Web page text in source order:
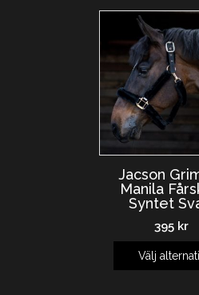
Jacson
Manila
Syntet
395 kr
Välj